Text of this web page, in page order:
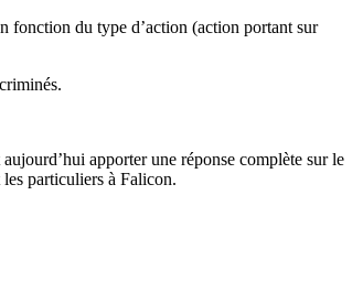
fonction du type d’action (action portant sur
apporter une réponse complète sur le
particuliers à Falicon.